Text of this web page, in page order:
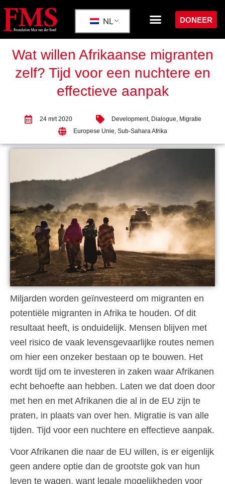
NL DONEER
Wat willen Afrikaanse migranten
zelf? Tijd voor een nuchtere en
effectieve aanpak
24 mrt 2020 Development, Dialogue, Migratie
Europese Unie, Sub-Sahara Afrika
Miljarden worden geïnvesteerd om migranten en
potentiële migranten in Afrika te houden. Of dit
resultaat heeft, is onduidelijk. Mensen blijven met
veel risico de vaak levensgevaarlijke routes nemen
om hier een onzeker bestaan op te bouwen. Het
wordt tijd om te investeren in zaken waar Afrikanen
echt behoefte aan hebben. Laten we dat doen door
met hen en met Afrikanen die al in de EU zijn te
praten, in plaats van over hen. Migratie is van alle
tijden. Tijd voor een nuchtere en effectieve aanpak.
Voor Afrikanen die naar de EU willen, is er eigenlijk
geen andere optie dan de grootste gok van hun
leven te wagen, want legale mogelijkheden voor